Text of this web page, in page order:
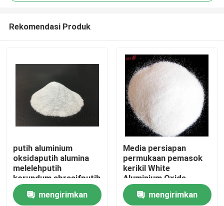
Produk
Tentang kita
Rekomendasi Produk
putih aluminium
oksidaputih alumina
melelehputih
korundum abrasifputih
aluminium oksida pasir
mengirimkan
Media persiapan
permukaan pemasok
kerikil White
Aluminium Oxide
mengirimkan